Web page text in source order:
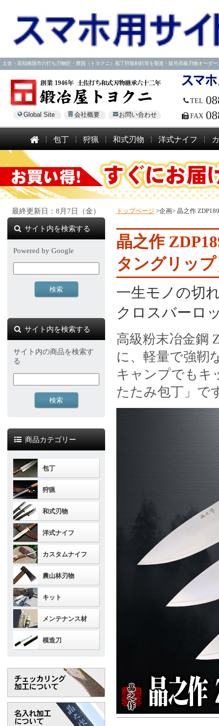
土佐・高知南国市の打ち刃物匠・豊国（トヨクニ）庖丁狩猟剣鉈等を製造・販売高級刃物オーダ
Global Site 会社概要 お問い合わせ
TEL
FAX
包丁 狩猟 和式刃物 洋式ナイフ
トップページ >企画> 晶之作
晶之作
タングリッ
一生モノの切
クロスバーロ
高級粉末冶金鋼
に、軽量で強靭
キャンプでもキ
たたみ包丁」で
最終更新日：8月7日（金）
サイト内を検索する
Powered by Google
サイト内を検索する
サイト内の商品を検索す
る
商品カテゴリー
包丁
狩猟
和式刃物
洋式ナイフ
カスタムナイフ
農山林刃物
キット
メンテナンス材
模造刀